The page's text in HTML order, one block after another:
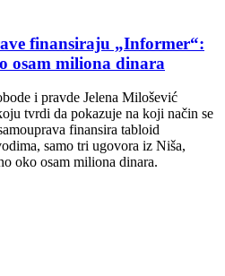
finansiraju „Informer“:
osam miliona dinara
i pravde Jelena Milošević
tvrdi da pokazuje na koji način se
finansira tabloid
samo tri ugovora iz Niša,
oko osam miliona dinara.